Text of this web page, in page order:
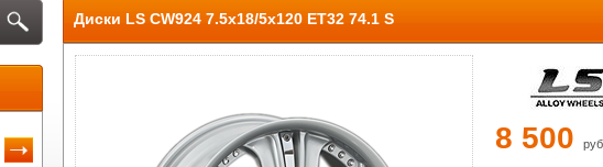
Диски LS CW924 7.5x18/5x120 ET32 74.1 S
8 500 руб.